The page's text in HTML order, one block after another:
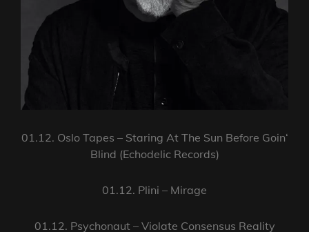
01.12. Oslo Tapes – Staring At The Sun Before Goin‘
Blind (Echodelic Records)
01.12. Plini – Mirage
01.12. Psychonaut – Violate Consensus Reality